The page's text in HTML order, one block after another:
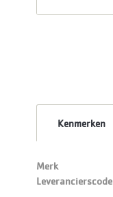
Kenmerken
Merk
Leverancierscode